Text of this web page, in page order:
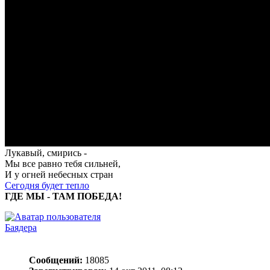
Лукавый, смирись -
Мы все равно тебя сильней,
И у огней небесных стран
Сегодня будет тепло
ГДЕ МЫ - ТАМ ПОБЕДА!
Баядера
Сообщений: 18085